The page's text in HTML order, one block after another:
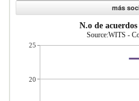
más
N.o de
Source:WITS -
25
20